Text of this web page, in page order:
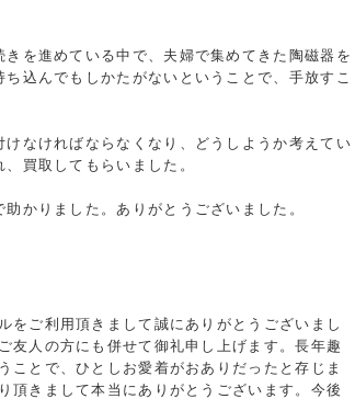
を進めている中で、夫婦で集めてきた陶磁器を
込んでもしかたがないということで、手放すこ
なければならなくなり、どうしようか考えてい
買取してもらいました。
かりました。ありがとうございました。
をご利用頂きまして誠にありがとうございまし
友人の方にも併せて御礼申し上げます。長年趣
ことで、ひとしお愛着がおありだったと存じま
頂きまして本当にありがとうございます。今後